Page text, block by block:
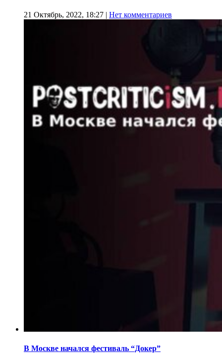
21 Октябрь, 2022, 18:27 | Нет комментариев
В Москве начался фестиваль “Докер”